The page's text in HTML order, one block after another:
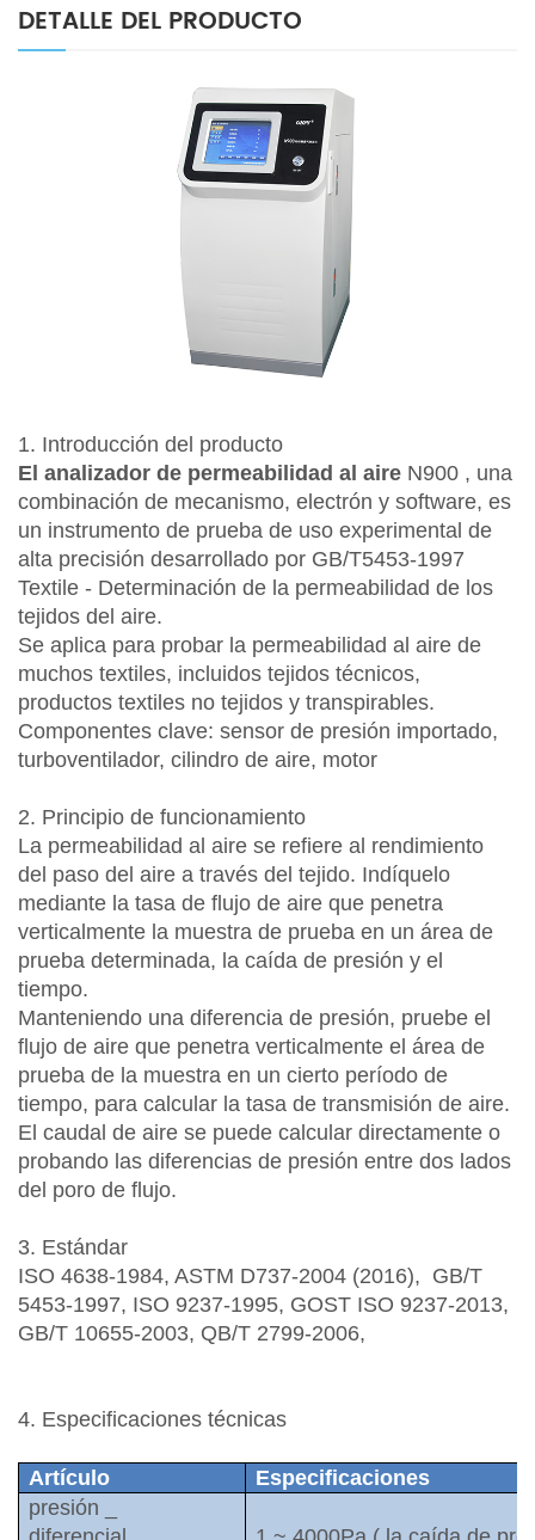
DETALLE DEL PRODUCTO
1. Introducción del producto
El analizador de permeabilidad al aire N900 , una
combinación de mecanismo, electrón y software, es
un instrumento de prueba de uso experimental de
alta precisión desarrollado por GB/T5453-1997
Textile - Determinación de la permeabilidad de los
tejidos del aire.
Se aplica para probar la permeabilidad al aire de
muchos textiles, incluidos tejidos técnicos,
productos textiles no tejidos y transpirables.
Componentes clave: sensor de presión importado,
turboventilador, cilindro de aire, motor
2. Principio de funcionamiento
La permeabilidad al aire se refiere al rendimiento
del paso del aire a través del tejido. Indíquelo
mediante la tasa de flujo de aire que penetra
verticalmente la muestra de prueba en un área de
prueba determinada, la caída de presión y el
tiempo.
Manteniendo una diferencia de presión, pruebe el
flujo de aire que penetra verticalmente el área de
prueba de la muestra en un cierto período de
tiempo, para calcular la tasa de transmisión de aire.
El caudal de aire se puede calcular directamente o
probando las diferencias de presión entre dos lados
del poro de flujo.
3. Estándar
ISO 4638-1984, ASTM D737-2004 (2016), GB/T
5453-1997, ISO 9237-1995, GOST ISO 9237-2013,
GB/T 10655-2003, QB/T 2799-2006,
4. Especificaciones técnicas
Artículo
Especificaciones
presión